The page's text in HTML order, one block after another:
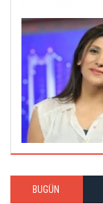
BUGÜN